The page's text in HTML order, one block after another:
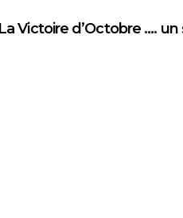
La Victoire d’Octobre ….